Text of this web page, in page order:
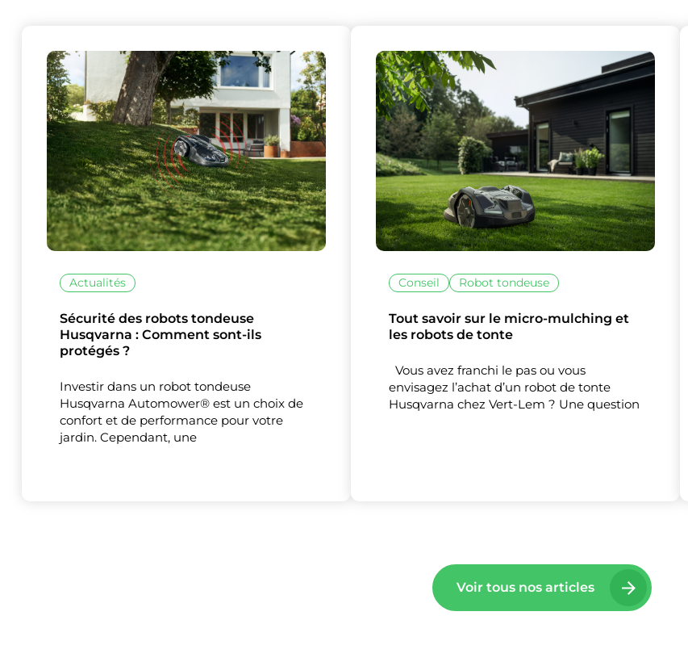
Actualités
Sécurité des robots tondeuse
Husqvarna : Comment sont-ils
protégés ?
Investir dans un robot tondeuse
Husqvarna Automower® est un choix de
confort et de performance pour votre
jardin. Cependant, une
Conseil Robot tondeuse
Tout savoir sur le micro-mulching et
les robots de tonte
Vous avez franchi le pas ou vous
envisagez l’achat d’un robot de tonte
Husqvarna chez Vert-Lem ? Une question
Voir tous nos articles